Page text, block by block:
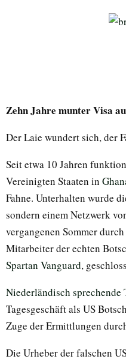
Zehn Jahre munter Visa
Der Laie wundert sich, der
Seit etwa 10 Jahren
Vereinigten Staaten in
Fahne. Unterhalten wurde
sondern einem Netzwerk
vergangenen Sommer
Mitarbeiter der echten
Spartan Vanguard,
Niederländisch sprechende
Tagesgeschäft als US
Zuge der Ermittlungen
Die Urheber der falschen